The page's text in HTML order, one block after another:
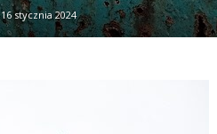
16 stycznia 2024